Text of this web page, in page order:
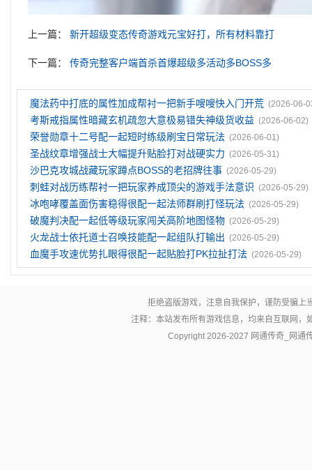
上一篇：新开超级变态传奇游戏元宝好打，所有材料靠打
下一篇：传奇完整客户端首杀首爆超级多活动多BOSS多
魔法药中打底的属性加成帮衬一把新手嗖嗖快入门开荒 (2026-06-
考斯戒指属性暗藏玄机疏忽大意极易错失神级货收益 (2026-06-02)
荣誉勋章十二号配一起短时练级刷宝日常玩法 (2026-06-01)
圣战纹章‌增强战士大幅提升贴脸打对战硬实力 (2026-05-31)
沙巴克攻城战藏玩家蹲点BOSS的老招牌往事 (2026-05-29)
刺蛙对战历练帮衬一把玩家养成顶尖的游戏手法意识 (2026-05-29)
冰咆哮覆盖面伤害稳得很配一起法师群刷打怪玩法 (2026-05-29)
破魔判决配一起低等级玩家闯关高阶地图怪物 (2026-05-29)
火龙战士依托道士召唤技能配一起组队打输出 (2026-05-29)
血魔手攻速优势扎眼得很配一起贴脸打PK拉扯打法 (2026-05-29)
拒绝盗版游戏，注意自我保护，谨防受骗上
注释：本站发布所有游戏信息，均来自互联网
Copyright 2026-2027 网通传奇_网通